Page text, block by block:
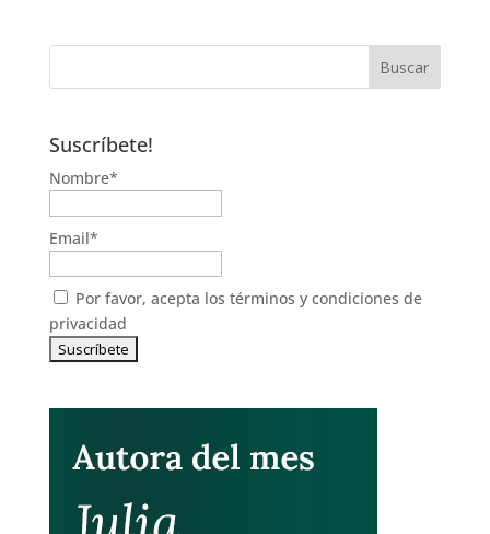
Suscríbete!
Nombre*
Email*
Por favor, acepta los términos y condiciones de
privacidad